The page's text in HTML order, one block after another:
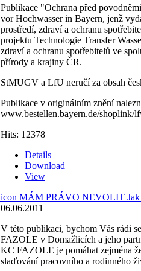
Publikace "Ochrana před
vor Hochwasser in Bayern, jenž
prostředí, zdraví a ochranu
projektu Technologie Transfer
zdraví a ochranu spotřebitelů ve
přírody a krajiny ČR.
StMUGV a LfU neručí za obsah
Publikace v originálním znění
www.bestellen.bayern.de/shoplink/
Hits: 12378
Details
Download
View
MÁM PRÁVO NEVOLIT Jak
06.06.2011
V této publikaci, bychom Vás rádi
FAZOLE v Domažlicích a jeho
KC FAZOLE je pomáhat zejména
slaďování pracovního a rodinného